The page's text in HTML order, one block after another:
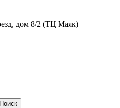
дом 8/2 (ТЦ Маяк)
Поиск